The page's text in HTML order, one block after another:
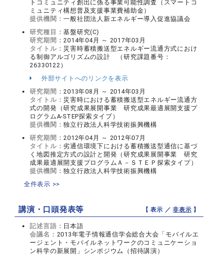
トコミュニティ創出に係る事業可能性調査（スマートコ
ミュニティ構想普及支援事業費補助金）
提供機関：一般社団法人新エネルギー導入促進協議会
研究種目：基盤研究(C)
研究期間：2014年04月 ～ 2017年03月
タイトル： 災害時蓄積搬送型エネルギー流通方式におけ
る制御アルゴリズムの設計 （研究課題番号：
26330122）
外部サイトへのリンクを表示
研究期間：2013年08月 ～ 2014年03月
タイトル： 災害時における蓄積搬送型エネルギー流通方
式の開発（研究成果展開事業 研究成果最適展開支援プ
ログラムA-STEP探索タイプ）
提供機関：独立行政法人科学技術振興機構
研究期間：2012年04月 ～ 2012年07月
タイトル：劣通信環境下における蓄積搬送型通信に基づ
く地図推定方式の設計と開発（研究成果展開事業 研究
成果最適展開支援プログラムＡ－ＳＴＥＰ探索タイプ）
提供機関：独立行政法人科学技術振興機構
全件表示 >>
講演・口頭発表等 【 表示 ／非表示 】
記述言語： 日本語
会議名： 2013年電子情報通信学会総合大会「モバイルエ
ージェント・モバイルネットワークのコミュニケーショ
ン科学の新展開」シンポジウム（招待講演）